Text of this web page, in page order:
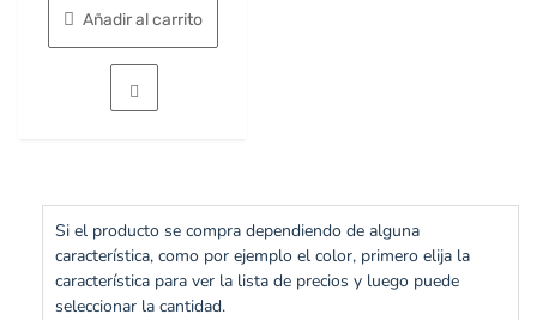
Añadir al carrito
Si el producto se compra dependiendo de alguna
característica, como por ejemplo el color, primero elija la
característica para ver la lista de precios y luego puede
seleccionar la cantidad.